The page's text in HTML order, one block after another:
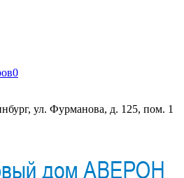
0
ул. Фурманова, д. 125, пом. 1